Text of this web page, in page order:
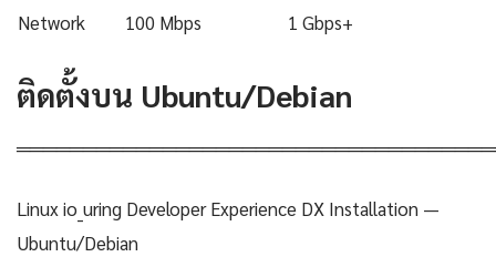
Network 100 Mbps 1 Gbps+
ติดตั้งบน Ubuntu/Debian
Linux io_uring Developer Experience DX Installation —
Ubuntu/Debian